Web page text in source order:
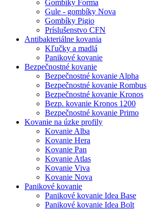
Gombíky Forma
Gule - gombíky Nova
Gombíky Pigio
Príslušenstvo CFN
Antibakteriálne kovania
Kľučky a madlá
Panikové kovanie
Bezpečnostné kovanie
Bezpečnostné kovanie Alpha
Bezpečnostné kovanie Rombus
Bezpečnostné kovanie Kronos
Bezp. kovanie Kronos 1200
Bezpečnostné kovanie Primo
Kovanie na úzke profily
Kovanie Alba
Kovanie Hera
Kovanie Pan
Kovanie Atlas
Kovanie Viva
Kovanie Nova
Panikové kovanie
Panikové kovanie Idea Base
Panikové kovanie Idea Bolt